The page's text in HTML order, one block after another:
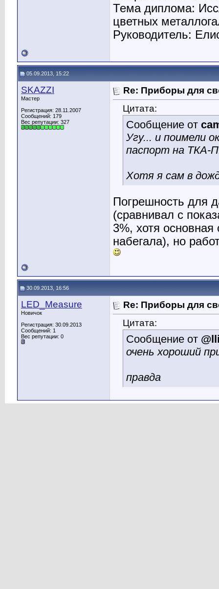
Тема диплома:
цветных
Руководитель:
05.09.2013, 15:22
SKAZZI
Мастер
Регистрация: 28.11.2007
Сообщений: 179
Вес репутации: 327
Re: Приборы для
Цитата:
Сообщение от
Угу... и поимели
паспорт на ТКА-
Хотя я сам в
Погрешность для
(сравнивал с
3%, хотя основная
набегала), но
30.09.2013, 16:56
LED_Measure
Новичок
Регистрация: 30.09.2013
Сообщений: 1
Вес репутации: 0
Re: Приборы для
Цитата:
Сообщение от
очень хороший
правда